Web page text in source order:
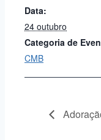
Data:
24 outubro
Categoria de
CMB